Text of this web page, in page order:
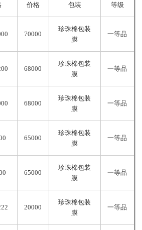
价格 包装 等级
70000
珍珠棉包装
膜
一等品
68000
珍珠棉包装
膜
一等品
68000
珍珠棉包装
膜
一等品
65000
珍珠棉包装
膜
一等品
65000
珍珠棉包装
膜
一等品
20000
珍珠棉包装
膜
一等品